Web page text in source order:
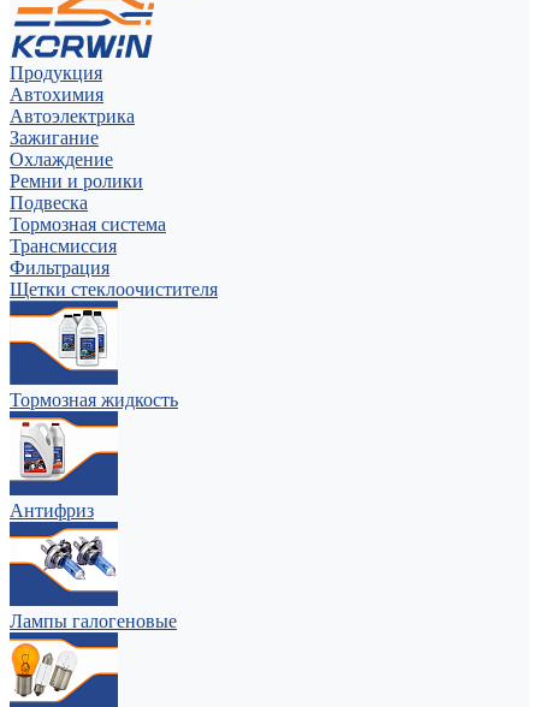
Продукция
Автохимия
Автоэлектрика
Зажигание
Охлаждение
Ремни и ролики
Подвеска
Тормозная система
Трансмиссия
Фильтрация
Щетки стеклоочистителя
Тормозная жидкость
Антифриз
Лампы галогеновые